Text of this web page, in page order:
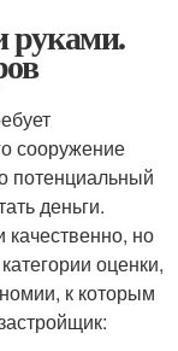
руками.
сооружение
потенциальный
деньги.
качественно, но
оценки,
к которым